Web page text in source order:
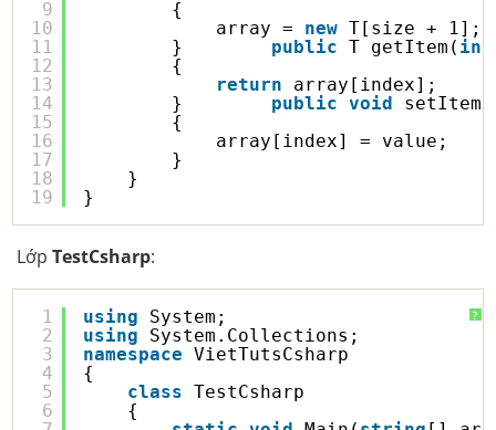
9
10
11
12
13
14
15
16
17
18
19
{
array = new T[size + 1];
} public T getItem( int
{
return
array[index];
} public void setItem(
{
array[index] = value;
}
}
}
Lớp TestCsharp:
?
1
2
3
4
5
6
using
System;
using
System.Collections;
namespace
VietTutsCsharp
{
class
TestCsharp
{